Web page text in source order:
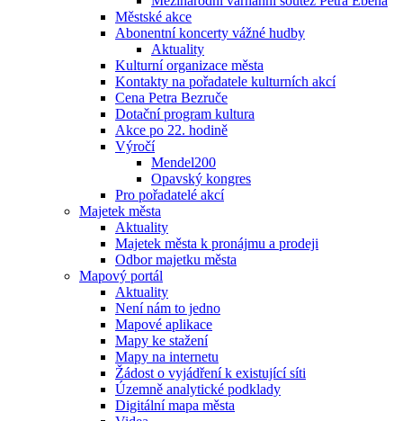
Městské akce
Abonentní koncerty vážné hudby
Aktuality
Kulturní organizace města
Kontakty na pořadatele kulturních akcí
Cena Petra Bezruče
Dotační program kultura
Akce po 22. hodině
Výročí
Mendel200
Opavský kongres
Pro pořadatelé akcí
Majetek města
Aktuality
Majetek města k pronájmu a prodeji
Odbor majetku města
Mapový portál
Aktuality
Není nám to jedno
Mapové aplikace
Mapy ke stažení
Mapy na internetu
Žádost o vyjádření k existující síti
Územně analytické podklady
Digitální mapa města